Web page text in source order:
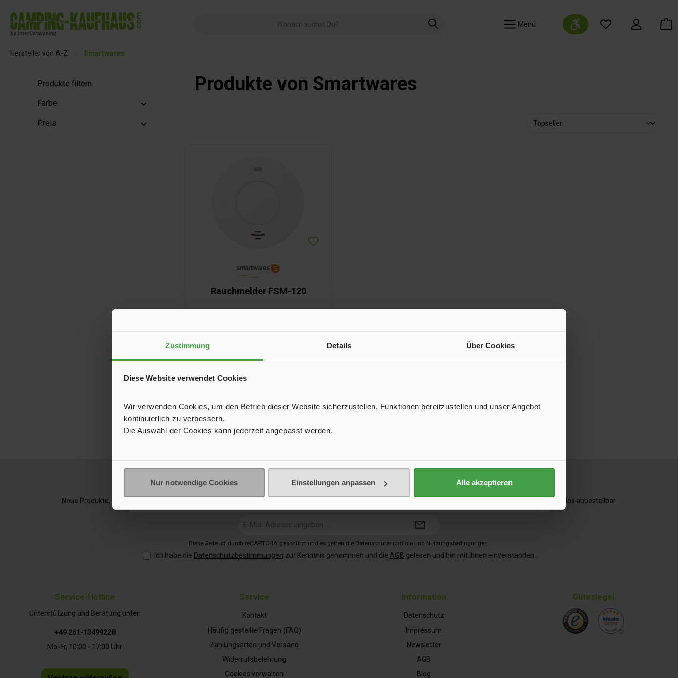
Zustimmung Details Über Cookies
Diese Website verwendet Cookies
Wir verwenden Cookies, um den Betrieb dieser Website sicherzustellen, Funktionen bereitzustellen und unser Angebot
kontinuierlich zu verbessern.
Die Auswahl der Cookies kann jederzeit angepasst werden.
Nur notwendige Cookies Einstellungen anpassen Alle akzeptieren
Zur Hauptnavigation springen
Navigation Werkzeugleiste anzeigen
Hersteller von A-Z Smartwares
Produkte filtern
Farbe
Preis
Produkte von Smartwares
Rauchmelder FSM-120
fotoelektrischen Sensor ausgestattet
Lithium-Batterie mit bis zu 10 Jahren
Lebensdauer. Ein integrierter Testknopf
17,95 €*
In den Warenkorb
Service-Hotline
Unterstützung und Beratung unter:
+49 261-13499228
Mo-Fr, 10:00 - 17:00 Uhr
Service
Kontakt
Häufig gestellte Fragen (FAQ)
Zahlungsarten und Versand
Widerrufsbelehrung
Cookies verwalten
Information
Datenschutz
Impressum
Newsletter
AGB
Blog
Gütesiegel
Newsletter
Neue Produkte, 5 € Startguthaben bei Erstanmeldung, exklusive Aktionen und Inspiration für Deinen nächsten Campingtrip – direkt per E-Mail. Jederzeit kostenlos abbestellbar.
Mail-
Diese Seite ist durch reCAPTCHA geschützt und es gelten die Datenschutzrichtlinie und Nutzungsbedingungen.
Ich habe die Datenschutzbestimmungen zur Kenntnis genommen und die AGB gelesen und bin mit ihnen einverstanden.